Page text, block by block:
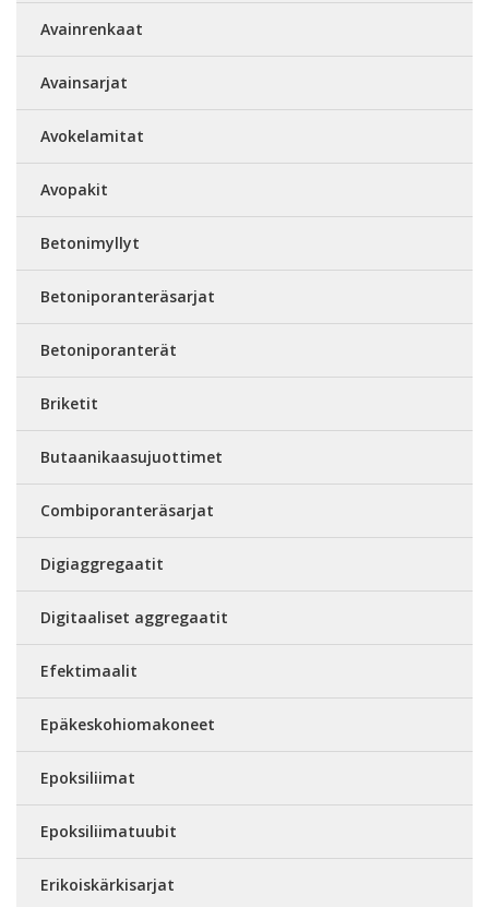
Avainrenkaat
Avainsarjat
Avokelamitat
Avopakit
Betonimyllyt
Betoniporanteräsarjat
Betoniporanterät
Briketit
Butaanikaasujuottimet
Combiporanteräsarjat
Digiaggregaatit
Digitaaliset aggregaatit
Efektimaalit
Epäkeskohiomakoneet
Epoksiliimat
Epoksiliimatuubit
Erikoiskärkisarjat